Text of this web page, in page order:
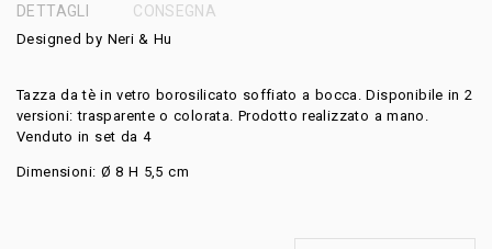
DETTAGLI CONSEGNA
Designed by Neri & Hu
Tazza da tè in vetro borosilicato soffiato a bocca. Disponibile in 2
versioni: trasparente o colorata. Prodotto realizzato a mano.
Venduto in set da 4
Dimensioni: Ø 8 H 5,5 cm